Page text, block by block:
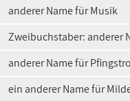
anderer Name für Musik
Zweibuchstaber: anderer
anderer Name für
ein anderer Name für